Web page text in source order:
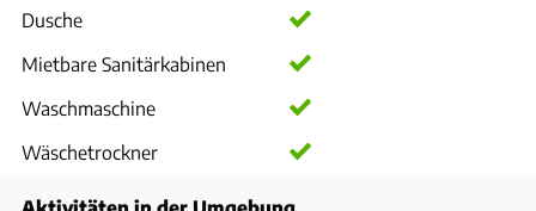
Dusche
Mietbare Sanitärkabinen
Waschmaschine
Wäschetrockner